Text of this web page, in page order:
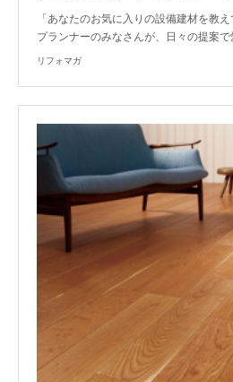
「あなたのお気に入りの設備建材を教
プランナーのみなさんが、日々の提案
リフォマガ